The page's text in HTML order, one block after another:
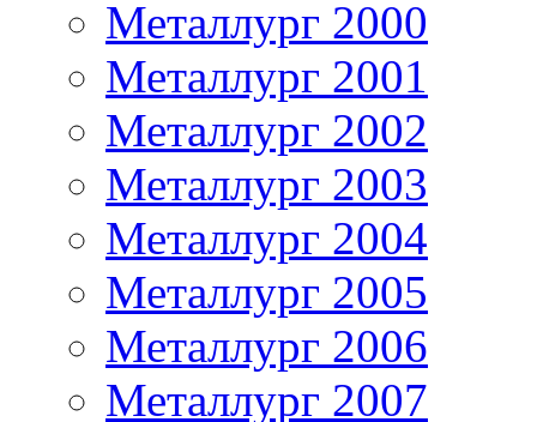
Металлург 2000
Металлург 2001
Металлург 2002
Металлург 2003
Металлург 2004
Металлург 2005
Металлург 2006
Металлург 2007